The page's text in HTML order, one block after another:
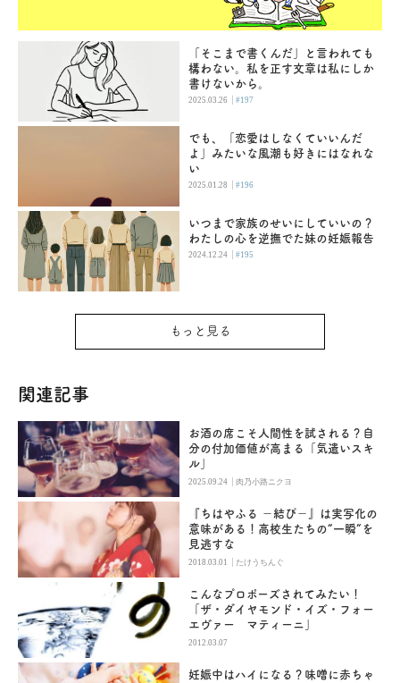
「そこまで書くんだ」と言われても
構わない。私を正す文章は私にしか
書けないから。
2025.03.26 |#197
でも、「恋愛はしなくていいんだ
よ」みたいな風潮も好きにはなれな
い
2025.01.28 |#196
いつまで家族のせいにしていいの？
わたしの心を逆撫でた妹の妊娠報告
2024.12.24 |#195
もっと見る
関連記事
お酒の席こそ人間性を試される？自
分の付加価値が高まる「気遣いスキ
ル」
2025.09.24 |肉乃小路ニクヨ
『ちはやふる －結び－』は実写化の
意味がある！高校生たちの“一瞬”を
見逃すな
2018.03.01 | たけうちんぐ
こんなプロポーズされてみたい！
「ザ・ダイヤモンド・イズ・フォー
エヴァー マティーニ」
2012.03.07
妊娠中はハイになる？味噌に赤ちゃ